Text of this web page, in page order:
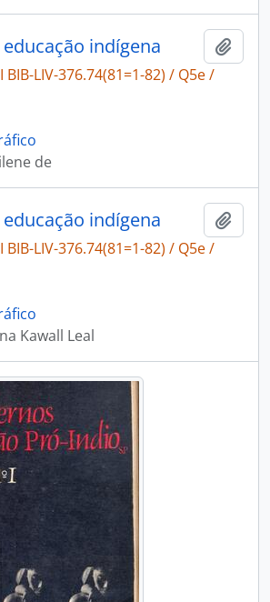
indígena
BIB-LIV-376.74(81=1-82) / Q5e /
de
indígena
BIB-LIV-376.74(81=1-82) / Q5e /
Kawall Leal